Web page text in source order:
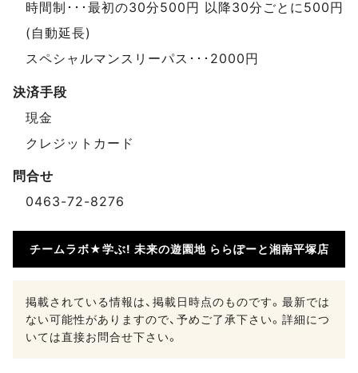
時間制･･･最初の30分500円 以降30分ごとに500円
(自動延長)
スペシャルマンスリーパス･･･2000円
決済手段
現金
クレジットカード
問合せ
0463-72-8276
チームラボ★学ぶ! 未来の遊園地 ららぽーと湘南平塚店
掲載されている情報は、掲載日時点のものです。最新では
ない可能性がありますので、予めご了承下さい。詳細につ
いては直接お問合せ下さい。